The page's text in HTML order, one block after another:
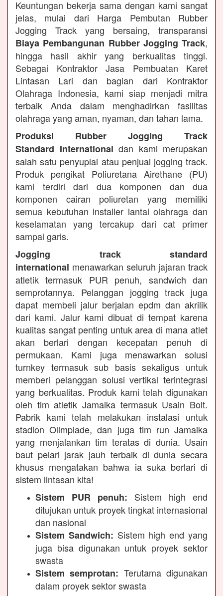
Keuntungan bekerja sama dengan kami sangat
jelas, mulai dari Harga Pembutan Rubber
Jogging Track yang bersaing, transparansi
Biaya Pembangunan Rubber Jogging Track,
hingga hasil akhir yang berkualitas tinggi.
Sebagai Kontraktor Jasa Pembuatan Karet
Lintasan Lari dan bagian dari Kontraktor
Olahraga Indonesia, kami siap menjadi mitra
terbaik Anda dalam menghadirkan fasilitas
olahraga yang aman, nyaman, dan tahan lama.
Produksi Rubber Jogging Track
Standard International dan kami merupakan
salah satu penyuplai atau penjual jogging track.
Produk pengikat Poliuretana Airethane (PU)
kami terdiri dari dua komponen dan dua
komponen cairan poliuretan yang memiliki
semua kebutuhan installer lantai olahraga dan
keselamatan yang tercakup dari cat primer
sampai garis.
Jogging track standard
international menawarkan seluruh jajaran track
atletik termasuk PUR penuh, sandwich dan
semprotannya. Pelanggan jogging track juga
dapat membeli jalur berjalan epdm dan akrilik
dari kami. Jalur kami dibuat di tempat karena
kualitas sangat penting untuk area di mana atlet
akan berlari dengan kecepatan penuh di
permukaan. Kami juga menawarkan solusi
turnkey termasuk sub basis sekaligus untuk
memberi pelanggan solusi vertikal terintegrasi
yang berkualitas. Produk kami telah digunakan
oleh tim atletik Jamaika termasuk Usain Bolt.
Pabrik kami telah melakukan instalasi untuk
stadion Olimpiade, dan juga tim run Jamaika
yang menjalankan tim teratas di dunia. Usain
baut pelari jarak jauh terbaik di dunia secara
khusus mengatakan bahwa ia suka berlari di
sistem lintasan kita!
Sistem PUR penuh: Sistem high end
ditujukan untuk proyek tingkat internasional
dan nasional
Sistem Sandwich: Sistem high end yang
juga bisa digunakan untuk proyek sektor
swasta
Sistem semprotan: Terutama digunakan
dalam proyek sektor swasta